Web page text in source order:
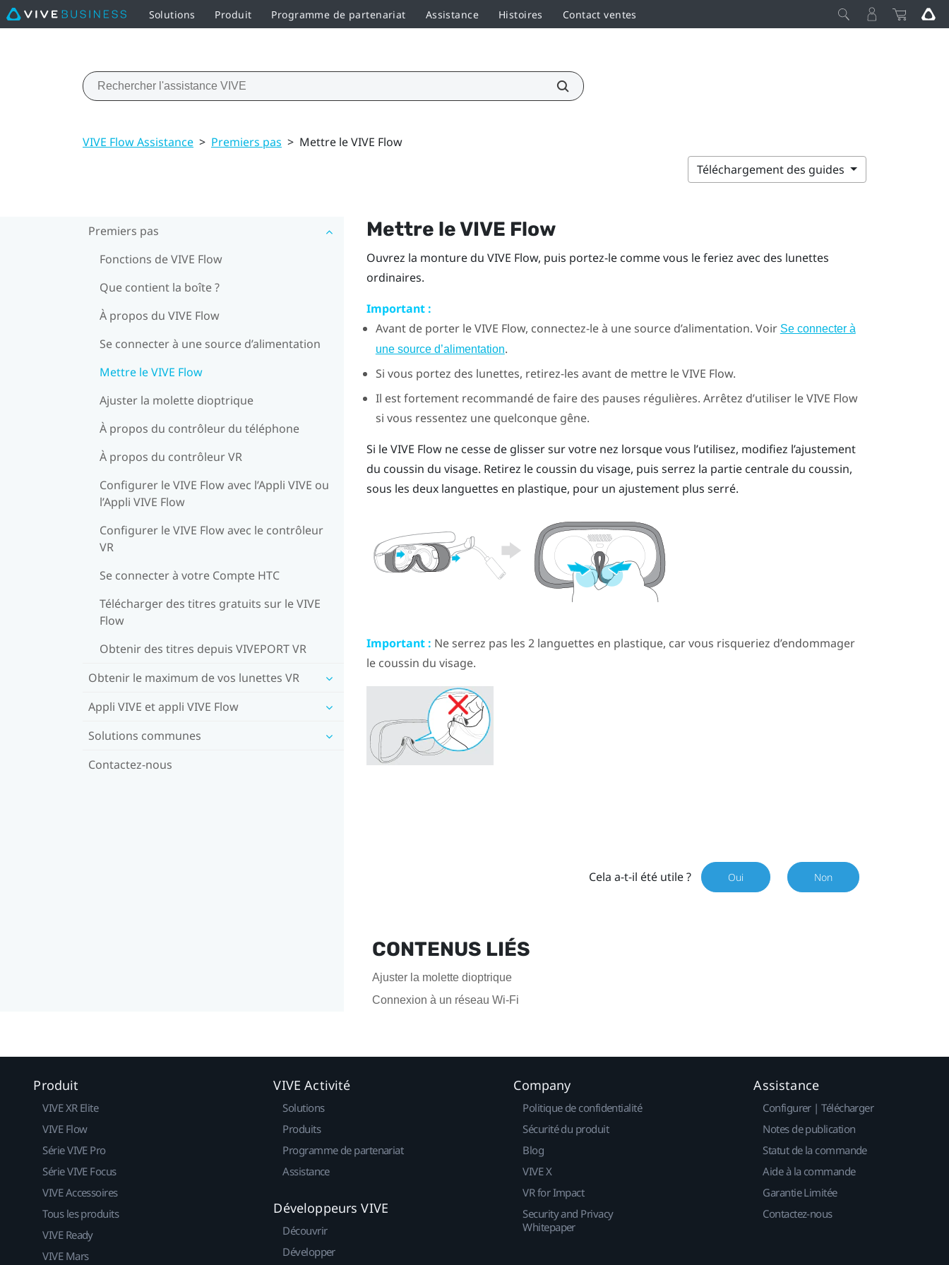
Solutions Produit Programme de partenariat Assistance Histoires Contact ventes
VIVE Flow Assistance > Premiers pas > Mettre le VIVE Flow
Téléchargement des guides
Premiers pas
Fonctions de VIVE Flow
Que contient la boîte ?
À propos du VIVE Flow
Se connecter à une source d’alimentation
Mettre le VIVE Flow
Ajuster la molette dioptrique
À propos du contrôleur du téléphone
À propos du contrôleur VR
Configurer le VIVE Flow avec l’Appli VIVE ou
l’Appli VIVE Flow
Configurer le VIVE Flow avec le contrôleur
VR
Se connecter à votre Compte HTC
Télécharger des titres gratuits sur le VIVE
Flow
Obtenir des titres depuis VIVEPORT VR
Obtenir le maximum de vos lunettes VR
Appli VIVE et appli VIVE Flow
Solutions communes
Contactez-nous
Mettre leVIVE Flow
Ouvrez la monture du VIVE Flow, puis portez-le comme vous le feriez avec des lunettes
ordinaires.
Important :
Avant de porter leVIVE Flow, connectez-le à une source d’alimentation. Voir Se connecter à
une source d’alimentation.
Si vous portez des lunettes, retirez-les avant de mettre leVIVE Flow.
Il est fortement recommandé de faire des pauses régulières. Arrêtez d’utiliser leVIVE Flow
si vous ressentez une quelconque gêne.
Si leVIVE Flowne cesse de glisser sur votre nez lorsque vous l’utilisez, modifiez l’ajustement
du coussin du visage. Retirez le coussin du visage, puis serrez la partie centrale du coussin,
sous les deux languettes en plastique, pour un ajustement plus serré.
Important : Ne serrez pas les 2 languettes en plastique, car vous risqueriez d’endommager
le coussin du visage.
Cela a-t-il été utile ? Oui Non
CONTENUS LIÉS
Ajuster la molette dioptrique
Connexion à un réseau Wi‍-Fi
Produit
VIVE XR Elite
VIVE Flow
Série VIVE Pro
Série VIVE Focus
VIVE Accessoires
Tous les produits
VIVE Ready
VIVE Mars
VIVE Activité
Solutions
Produits
Programme de partenariat
Assistance
Développeurs VIVE
Découvrir
Développer
Company
Politique de confidentialité
Sécurité du produit
Blog
VIVE X
VR for Impact
Security and Privacy
Whitepaper
Assistance
Configurer | Télécharger
Notes de publication
Statut de la commande
Aide à la commande
Garantie Limitée
Contactez-nous